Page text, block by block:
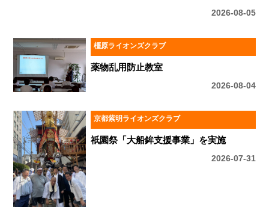
2026-08-05
橿原ライオンズクラブ
薬物乱用防止教室
2026-08-04
京都紫明ライオンズクラブ
祇園祭「大船鉾支援事業」を実施
2026-07-31